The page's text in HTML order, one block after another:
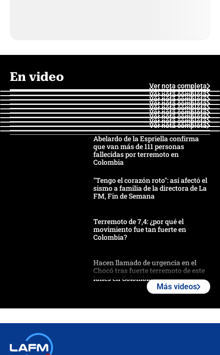
En video
Ver nota completa
Ver nota completa
Ver nota completa
Ver nota completa
Ver nota completa
Ver nota completa
Ver nota completa
Ver nota completa
Ver nota completa
Ver nota completa
Abelardo de la Espriella confirma
que van más de 111 personas
fallecidas por terremoto en
Colombia
"Tengo el corazón roto": así afectó el
sismo a familia de la directora de La
FM, Fin de Semana
Terremoto de 7,4: ¿por qué el
movimiento fue tan fuerte en
Colombia?
Hacen llamado de urgencia en el
Chocó tras fuerte terremoto de este
lunes en Colombia
Más videos